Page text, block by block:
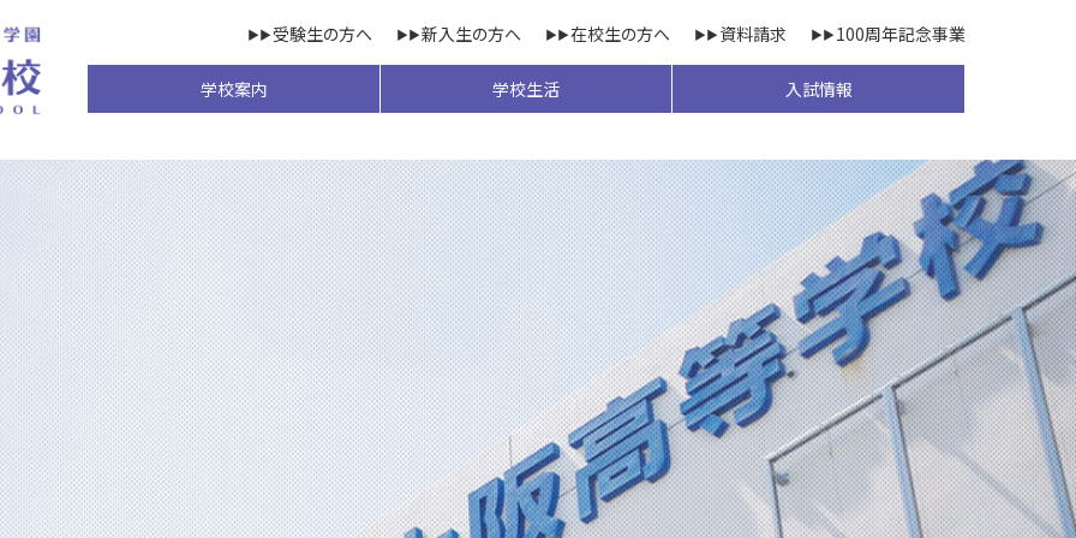
受験生の方へ 新入生の方へ 在校生の方へ 資料請求 100周年記念事業
学校案内 学校生活 入試情報